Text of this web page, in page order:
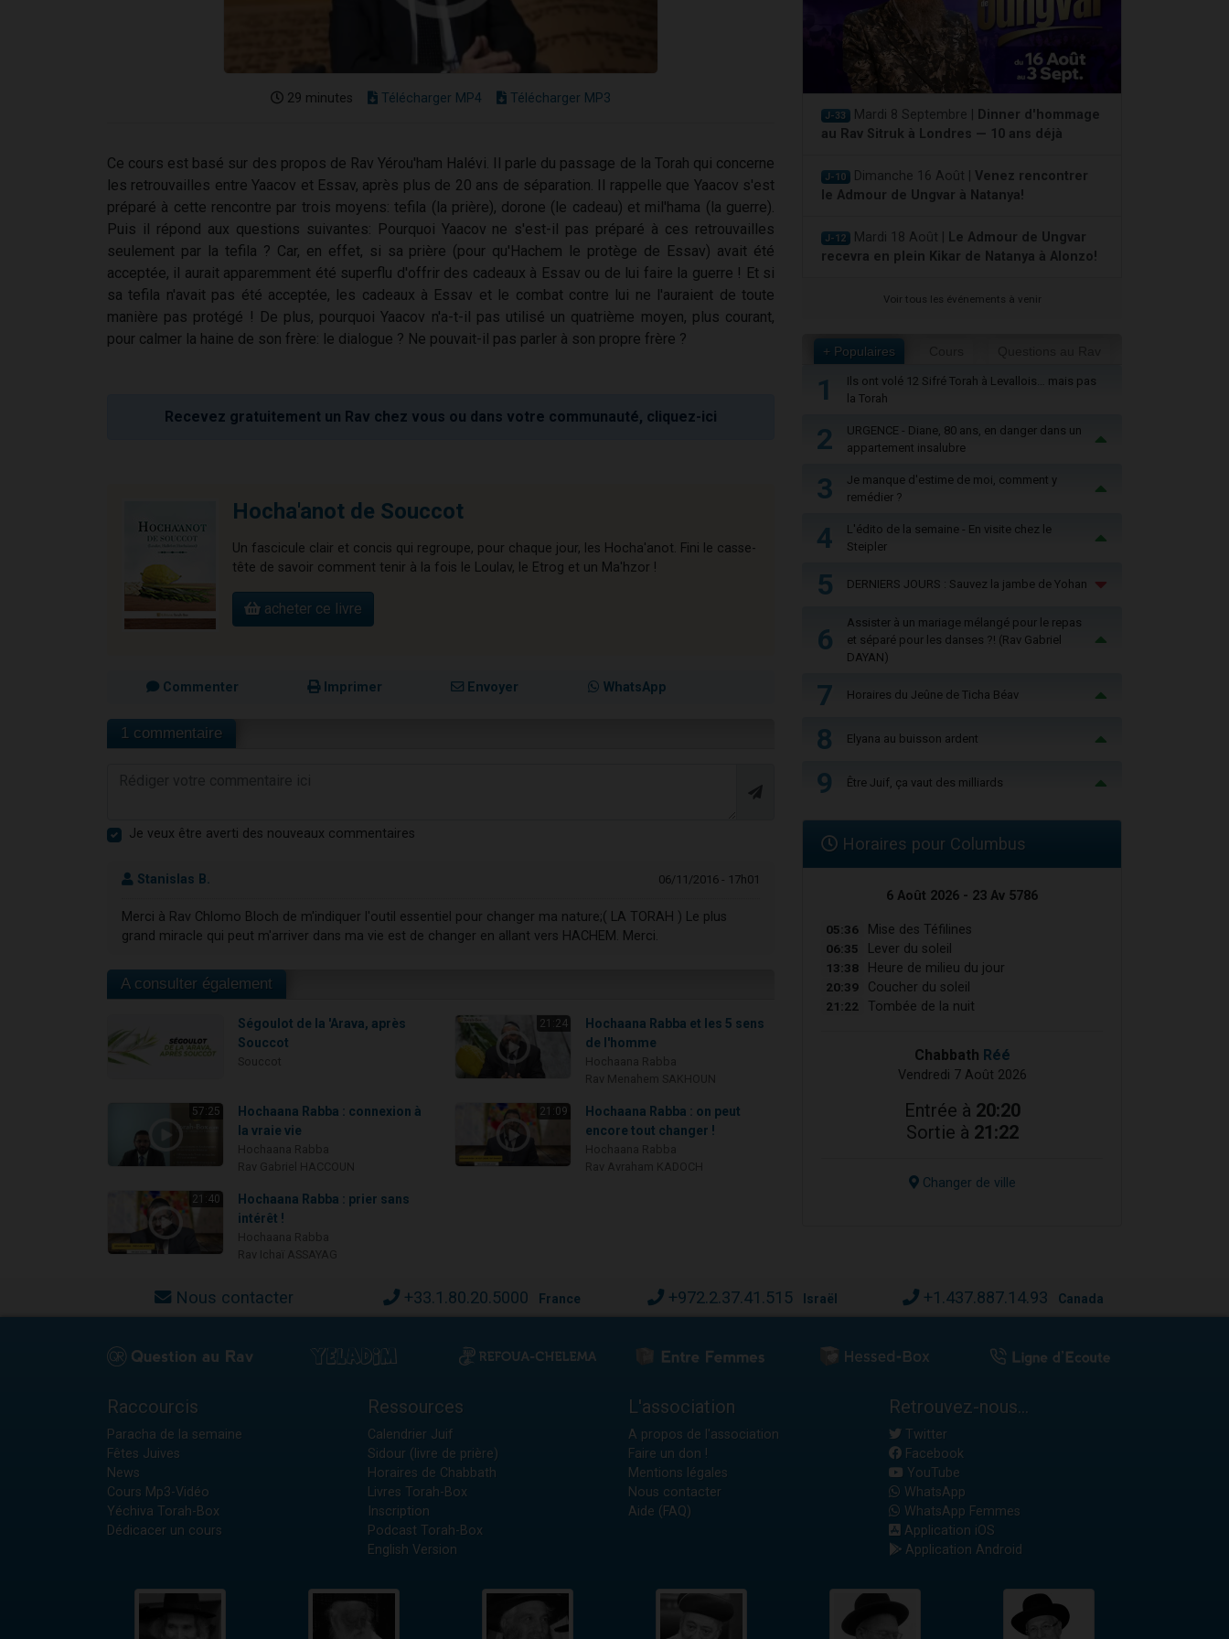
29 minutes Télécharger MP4 Télécharger MP3
Ce cours est basé sur des propos de Rav Yérou'ham Halévi. Il parle du passage de la Torah qui concerne
les retrouvailles entre Yaacov et Essav, après plus de 20 ans de séparation. Il rappelle que Yaacov s'est
préparé à cette rencontre par trois moyens: tefila (la prière), dorone (le cadeau) et mil'hama (la guerre).
Puis il répond aux questions suivantes: Pourquoi Yaacov ne s'est-il pas préparé à ces retrouvailles
seulement par la tefila ? Car, en effet, si sa prière (pour qu'Hachem le protège de Essav) avait été
acceptée, il aurait apparemment été superflu d'offrir des cadeaux à Essav ou de lui faire la guerre ! Et si
sa tefila n'avait pas été acceptée, les cadeaux à Essav et le combat contre lui ne l'auraient de toute
manière pas protégé ! De plus, pourquoi Yaacov n'a-t-il pas utilisé un quatrième moyen, plus courant,
pour calmer la haine de son frère: le dialogue ? Ne pouvait-il pas parler à son propre frère ?
Recevez gratuitement un Rav chez vous ou dans votre communauté, cliquez-ici
Hocha'anot de Souccot
Un fascicule clair et concis qui regroupe, pour chaque jour, les Hocha'anot. Fini le casse-
tête de savoir comment tenir à la fois le Loulav, le Etrog et un Ma'hzor !
acheter ce livre
Commenter Imprimer Envoyer WhatsApp
1 commentaire
Je veux être averti des nouveaux commentaires
Stanislas B. 06/11/2016 - 17h01
Merci à Rav Chlomo Bloch de m'indiquer l'outil essentiel pour changer ma nature;( LA TORAH ) Le plus
grand miracle qui peut m'arriver dans ma vie est de changer en allant vers HACHEM. Merci.
A consulter également
Ségoulot de la 'Arava, après
Souccot
21:24
Hochaana Rabba et les 5 sens
de l'homme
57:25
Hochaana Rabba : connexion à
la vraie vie
21:09
Hochaana Rabba : on peut
encore tout changer !
21:40
Hochaana Rabba : prier sans
intérêt !
J-33 Mardi 8 Septembre |
Dinner d'hommage
au Rav Sitruk à Londres — 10 ans déjà
J-10 Dimanche 16 Août | Venez rencontrer
le Admour de Ungvar à Natanya!
J-12 Mardi 18 Août |
Le Admour de Ungvar
recevra en plein Kikar de Natanya à Alonzo!
Voir tous les événements à venir
+ Populaires
1
Ils ont volé 12 Sifré Torah à Levallois… mais pas
la Torah
2
URGENCE - Diane, 80 ans, en danger dans un
appartement insalubre
3
Je manque d'estime de moi, comment y
remédier ?
4
L'édito de la semaine - En visite chez le
Steipler
5 DERNIERS JOURS : Sauvez la jambe de Yohan
6
Assister à un mariage mélangé pour le repas
et séparé pour les danses ?! (Rav Gabriel
DAYAN)
7 Horaires du Jeûne de Ticha Béav
8 Elyana au buisson ardent
9 Être Juif, ça vaut des milliards
Horaires pour Columbus
6 Août 2026 - 23 Av 5786
05:36 Mise des Téfilines
06:35 Lever du soleil
13:38 Heure de milieu du jour
20:39 Coucher du soleil
21:22 Tombée de la nuit
Chabbath Réé
Vendredi 7 Août 2026
Entrée à 20:20
Sortie à 21:22
Changer de ville
Nous contacter +33.1.80.20.5000 France +972.2.37.41.515 Israël +1.437.887.14.93 Canada
Raccourcis
Paracha de la semaine
Fêtes Juives
News
Cours Mp3-Vidéo
Yéchiva Torah-Box
Dédicacer un cours
Ressources
Calendrier Juif
Sidour (livre de prière)
Horaires de Chabbath
Livres Torah-Box
Inscription
Podcast Torah-Box
English Version
L'association
A propos de l'association
Faire un don !
Mentions légales
Nous contacter
Aide (FAQ)
Retrouvez-nous...
Twitter
Facebook
YouTube
WhatsApp
WhatsApp Femmes
Application iOS
Application Android